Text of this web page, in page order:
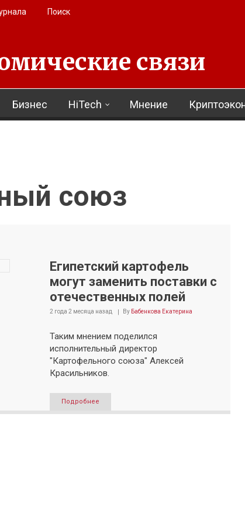
Поиск
связи
Бизнес HiTech Мнение
союз
Египетский картофель
могут заменить поставки с
отечественных полей
2 года 2 месяца назад By Бабенкова Екатерина
Таким мнением поделился
исполнительный директор
"Картофельного союза" Алексей
Красильников.
Подробнее